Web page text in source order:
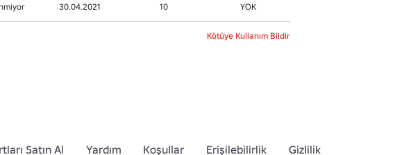
30.04.2021
10
YOK
Kötüye Kullanım Bildir
Satın Al Yardım Koşullar Erişilebilirlik Gizlilik